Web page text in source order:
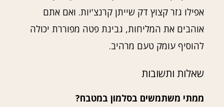
אפילו גזר קצוץ דק שייתן קרנצ'יות. ואם אתם
אוהבים את המליחות, גבינת פטה מפוררת יכולה
להוסיף עומק טעם מרהיב.
שאלות ותשובות
ממתי משתמשים בסלמון במטבח?